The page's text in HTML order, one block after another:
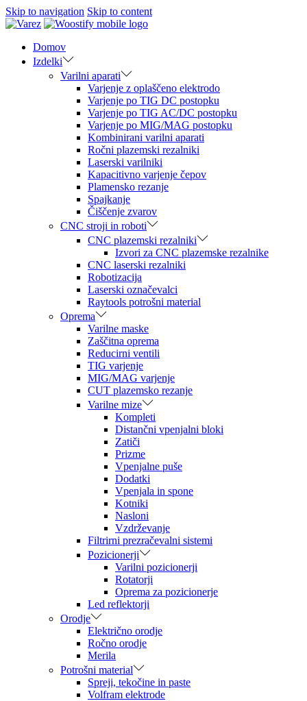
Skip to navigation Skip to content
Domov
Izdelki
Varilni aparati
Varjenje z oplaščeno elektrodo
Varjenje po TIG DC postopku
Varjenje po TIG AC/DC postopku
Varjenje po MIG/MAG postopku
Kombinirani varilni aparati
Ročni plazemski rezalniki
Laserski varilniki
Kapacitivno varjenje čepov
Plamensko rezanje
Spajkanje
Čiščenje zvarov
CNC stroji in roboti
CNC plazemski rezalniki
Izvori za CNC plazemske rezalnike
CNC laserski rezalniki
Robotizacija
Laserski označevalci
Raytools potrošni material
Oprema
Varilne maske
Zaščitna oprema
Reducirni ventili
TIG varjenje
MIG/MAG varjenje
CUT plazemsko rezanje
Varilne mize
Kompleti
Distančni vpenjalni bloki
Zatiči
Prizme
Vpenjalne puše
Dodatki
Vpenjala in spone
Kotniki
Nasloni
Vzdrževanje
Filtrirni prezračevalni sistemi
Pozicionerji
Varilni pozicionerji
Rotatorji
Oprema za pozicionerje
Led reflektorji
Orodje
Električno orodje
Ročno orodje
Merila
Potrošni material
Spreji, tekočine in paste
Volfram elektrode